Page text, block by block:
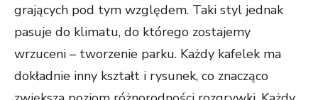
grających pod tym względem. Taki styl jednak
pasuje do klimatu, do którego zostajemy
wrzuceni – tworzenie parku. Każdy kafelek ma
dokładnie inny kształt i rysunek, co znacząco